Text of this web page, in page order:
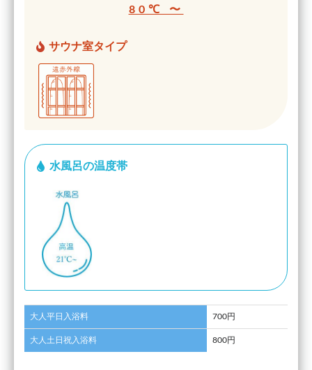
80℃ 〜
サウナ室タイプ
水風呂の温度帯
大人平日入浴料 700円
大人土日祝入浴料 800円